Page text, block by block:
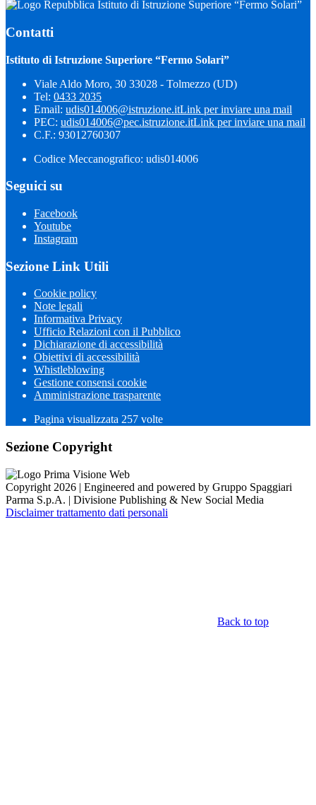
Istituto di Istruzione Superiore “Fermo Solari”
Contatti
Istituto di Istruzione Superiore “Fermo Solari”
Viale Aldo Moro, 30 33028 - Tolmezzo (UD)
Tel: 0433 2035
Email: udis014006@istruzione.itLink per inviare una mail
PEC: udis014006@pec.istruzione.itLink per inviare una mail
C.F.: 93012760307
Codice Meccanografico: udis014006
Seguici su
Facebook
Youtube
Instagram
Sezione Link Utili
Cookie policy
Note legali
Informativa Privacy
Ufficio Relazioni con il Pubblico
Dichiarazione di accessibilità
Obiettivi di accessibilità
Whistleblowing
Gestione consensi cookie
Amministrazione trasparente
Pagina visualizzata 257 volte
Sezione Copyright
Copyright 2026 | Engineered and powered by Gruppo Spaggiari
Parma S.p.A. | Divisione Publishing & New Social Media
Disclaimer trattamento dati personali
Back to top